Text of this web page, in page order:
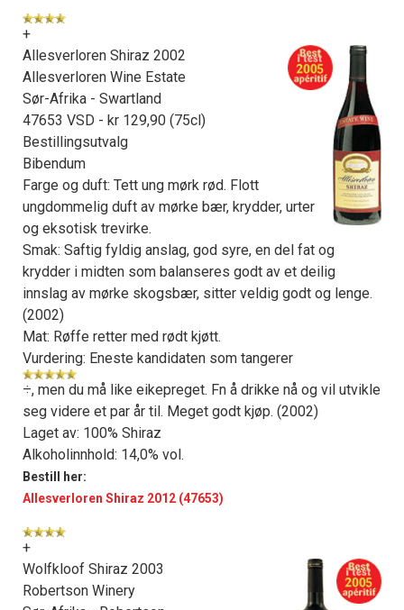
+
Allesverloren Shiraz 2002
Allesverloren Wine Estate
Sør-Afrika - Swartland
47653 VSD - kr 129,90 (75cl)
Bestillingsutvalg
Bibendum
Farge og duft: Tett ung mørk rød. Flott
ungdommelig duft av mørke bær, krydder, urter
og eksotisk trevirke.
Smak: Saftig fyldig anslag, god syre, en del fat og
krydder i midten som balanseres godt av et deilig
innslag av mørke skogsbær, sitter veldig godt og lenge.
(2002)
Mat: Røffe retter med rødt kjøtt.
Vurdering: Eneste kandidaten som tangerer
÷, men du må like eikepreget. Fn å drikke nå og vil utvikle
seg videre et par år til. Meget godt kjøp. (2002)
Laget av: 100% Shiraz
Alkoholinnhold: 14,0% vol.
Bestill her:
Allesverloren Shiraz 2012 (47653)
+
Wolfkloof Shiraz 2003
Robertson Winery